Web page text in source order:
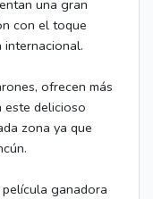
una gran
con el toque
internacional.
ofrecen más
delicioso
zona ya que
ganadora